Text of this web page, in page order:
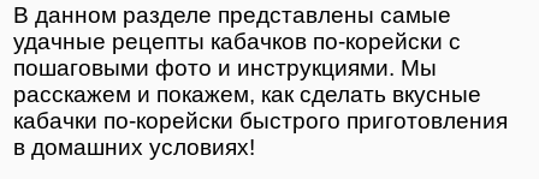
В данном разделе представлены самые
удачные рецепты кабачков по-корейски с
пошаговыми фото и инструкциями. Мы
расскажем и покажем, как сделать вкусные
кабачки по-корейски быстрого приготовления
в домашних условиях!